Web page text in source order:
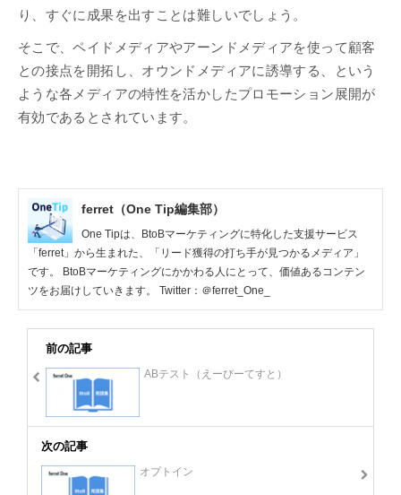
り、すぐに成果を出すことは難しいでしょう。
そこで、ペイドメディアやアーンドメディアを使って顧客
との接点を開拓し、オウンドメディアに誘導する、という
ような各メディアの特性を活かしたプロモーション展開が
有効であるとされています。
ferret（One Tip編集部）
One Tipは、BtoBマーケティングに特化した支援サービス
「ferret」から生まれた、「リード獲得の打ち手が見つかるメディア」
です。 BtoBマーケティングにかかわる人にとって、価値あるコンテン
ツをお届けしていきます。 Twitter：＠ferret_One_
前の記事
ABテスト（えーびーてすと）
次の記事
オプトイン